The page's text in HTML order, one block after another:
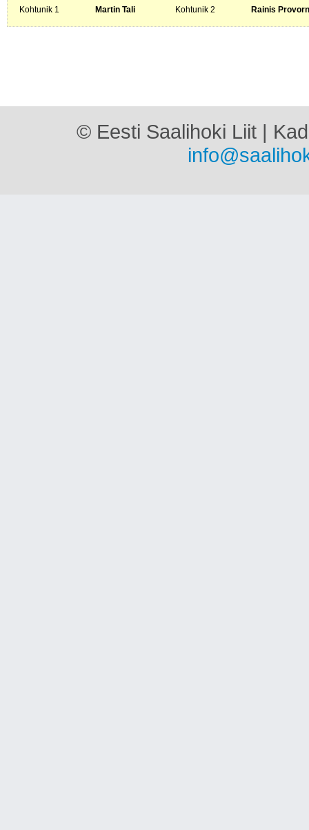
Kohtunik 1
Martin Tali Kohtunik 2 Rainis
© Eesti Saalihoki Liit |